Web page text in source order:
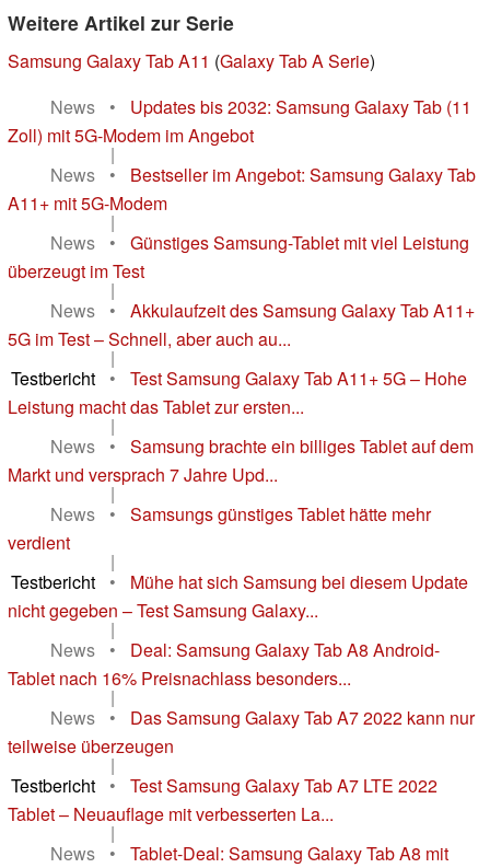
Weitere Artikel zur Serie
Samsung Galaxy Tab A11 (Galaxy Tab A Serie)
News
•
Updates bis 2032: Samsung Galaxy Tab (11
Zoll) mit 5G-Modem im Angebot
|
News
•
Bestseller im Angebot: Samsung Galaxy Tab
A11+ mit 5G-Modem
|
News
•
Günstiges Samsung-Tablet mit viel Leistung
überzeugt im Test
|
News
•
Akkulaufzeit des Samsung Galaxy Tab A11+
5G im Test – Schnell, aber auch au...
|
Testbericht
•
Test Samsung Galaxy Tab A11+ 5G – Hohe
Leistung macht das Tablet zur ersten...
|
News
•
Samsung brachte ein billiges Tablet auf dem
Markt und versprach 7 Jahre Upd...
|
News
•
Samsungs günstiges Tablet hätte mehr
verdient
|
Testbericht
•
Mühe hat sich Samsung bei diesem Update
nicht gegeben – Test Samsung Galaxy...
|
News
•
Deal: Samsung Galaxy Tab A8 Android-
Tablet nach 16% Preisnachlass besonders...
|
News
•
Das Samsung Galaxy Tab A7 2022 kann nur
teilweise überzeugen
|
Testbericht
•
Test Samsung Galaxy Tab A7 LTE 2022
Tablet – Neuauflage mit verbesserten La...
|
News
•
Tablet-Deal: Samsung Galaxy Tab A8 mit